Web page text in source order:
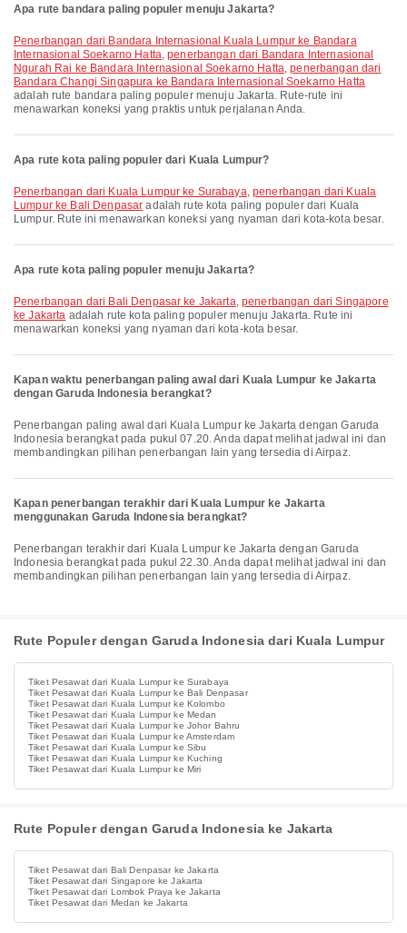
Apa rute bandara paling populer menuju Jakarta?
penerbangan dari Bandara Internasional Kuala Lumpur ke Bandara
Internasional Soekarno Hatta,penerbangan dari Bandara Internasional
Ngurah Rai ke Bandara Internasional Soekarno Hatta,penerbangan dari
Bandara Changi Singapura ke Bandara Internasional Soekarno Hatta
adalah rute bandara paling populer menuju Jakarta. Rute-rute ini
menawarkan koneksi yang praktis untuk perjalanan Anda.
Apa rute kota paling populer dari Kuala Lumpur?
penerbangan dari Kuala Lumpur ke Surabaya,penerbangan dari Kuala
Lumpur ke Bali Denpasar adalah rute kota paling populer dari Kuala
Lumpur. Rute ini menawarkan koneksi yang nyaman dari kota-kota besar.
Apa rute kota paling populer menuju Jakarta?
penerbangan dari Bali Denpasar ke Jakarta,penerbangan dari Singapore
ke Jakarta adalah rute kota paling populer menuju Jakarta. Rute ini
menawarkan koneksi yang nyaman dari kota-kota besar.
Kapan waktu penerbangan paling awal dari Kuala Lumpur ke Jakarta
dengan Garuda Indonesia berangkat?
Penerbangan paling awal dari Kuala Lumpur ke Jakarta dengan Garuda
Indonesia berangkat pada pukul 07.20. Anda dapat melihat jadwal ini dan
membandingkan pilihan penerbangan lain yang tersedia di Airpaz.
Kapan penerbangan terakhir dari Kuala Lumpur ke Jakarta
menggunakan Garuda Indonesia berangkat?
Penerbangan terakhir dari Kuala Lumpur ke Jakarta dengan Garuda
Indonesia berangkat pada pukul 22.30. Anda dapat melihat jadwal ini dan
membandingkan pilihan penerbangan lain yang tersedia di Airpaz.
Rute Populer dengan Garuda Indonesia dari Kuala Lumpur
Tiket Pesawat dari Kuala Lumpur ke Surabaya
Tiket Pesawat dari Kuala Lumpur ke Bali Denpasar
Tiket Pesawat dari Kuala Lumpur ke Kolombo
Tiket Pesawat dari Kuala Lumpur ke Medan
Tiket Pesawat dari Kuala Lumpur ke Johor Bahru
Tiket Pesawat dari Kuala Lumpur ke Amsterdam
Tiket Pesawat dari Kuala Lumpur ke Sibu
Tiket Pesawat dari Kuala Lumpur ke Kuching
Tiket Pesawat dari Kuala Lumpur ke Miri
Rute Populer dengan Garuda Indonesia ke Jakarta
Tiket Pesawat dari Bali Denpasar ke Jakarta
Tiket Pesawat dari Singapore ke Jakarta
Tiket Pesawat dari Lombok Praya ke Jakarta
Tiket Pesawat dari Medan ke Jakarta